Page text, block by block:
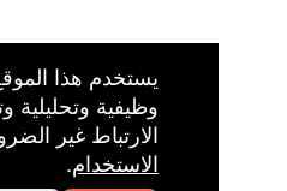
يستخدم هذا
وظيفية
الارتباط غير
الاستخدام.